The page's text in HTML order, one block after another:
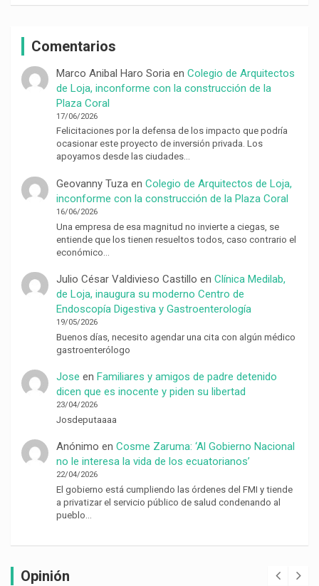
Comentarios
Marco Anibal Haro Soriaen Colegio de Arquitectos
de Loja, inconforme con la construcción de la
Plaza Coral
17/06/2026
Felicitaciones por la defensa de los impacto que podría
ocasionar este proyecto de inversión privada. Los
apoyamos desde las ciudades…
Geovanny Tuzaen Colegio de Arquitectos de Loja,
inconforme con la construcción de la Plaza Coral
16/06/2026
Una empresa de esa magnitud no invierte a ciegas, se
entiende que los tienen resueltos todos, caso contrario el
económico…
Julio César Valdivieso Castillo en Clínica Medilab,
de Loja, inaugura su moderno Centro de
Endoscopía Digestiva y Gastroenterología
19/05/2026
Buenos días, necesito agendar una cita con algún médico
gastroenterólogo
Jose en Familiares y amigos de padre detenido
dicen que es inocente y piden su libertad
23/04/2026
Josdeputaaaa
Anónimo en Cosme Zaruma: ‘Al Gobierno Nacional
no le interesa la vida de los ecuatorianos’
22/04/2026
El gobierno está cumpliendo las órdenes del FMI y tiende
a privatizar el servicio público de salud condenando al
pueblo…
Opinión